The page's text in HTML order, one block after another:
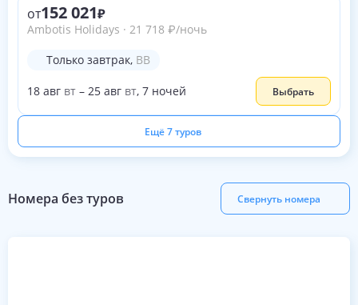
от152 021
Ambotis Holidays · 21 718 ₽/ночь
Только завтрак, BB
18 авг вт – 25 авг вт, 7 ночей Выбрать
Ещё 7 туров
Номера без туров Свернуть номера